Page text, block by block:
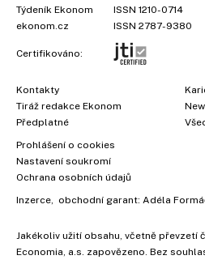
Týdeník Ekonom
ISSN 1210-0714
ekonom.cz
ISSN 2787-9380
Certifikováno:
Kontakty
Tiráž redakce Ekonom
Předplatné
Prohlášení o cookies
Nastavení soukromí
Ochrana osobních údajů
Inzerce, obchodní garant: Adéla
Jakékoliv užití obsahu, včetně převzetí
Economia, a.s. zapovězeno. Bez